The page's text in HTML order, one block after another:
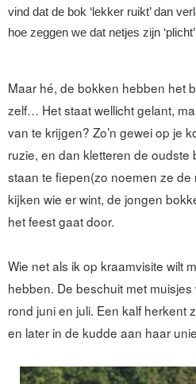
vind dat de bok ‘lekker ruikt’ dan
hoe zeggen we dat netjes zijn
Maar hé, de bokken hebben het
zelf… Het staat wellicht gelant,
van te krijgen? Zo’n gewei op je
ruzie, en dan kletteren de
staan te fiepen(zo noemen ze
kijken wie er wint, de jongen
het feest gaat door.
Wie net als ik op kraamvisite wilt
hebben. De beschuit met
rond juni en juli. Een kalf herkent
en later in de kudde aan haar